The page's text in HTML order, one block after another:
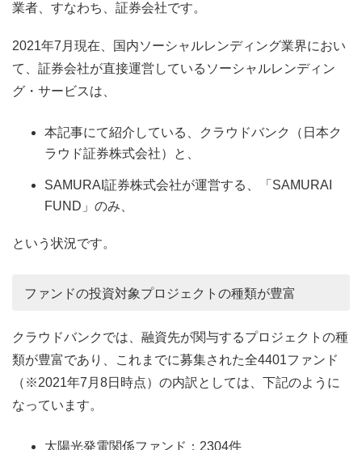
業者、すなわち、証券会社です。
2021年7月現在、国内ソーシャルレンディング業界におい
て、証券会社が直接運営しているソーシャルレンディン
グ・サービスは、
本記事にて紹介している、クラウドバンク（日本ク
ラウド証券株式会社）と、
SAMURAI証券株式会社が運営する、「SAMURAI
FUND」のみ、
という状況です。
ファンドの投資対象プロジェクトの種類が豊富
クラウドバンクでは、融資先が関与するプロジェクトの種
類が豊富であり、これまでに募集された全4401ファンド
（※2021年7月8日時点）の内訳としては、下記のように
なっています。
太陽光発電関係ファンド：2304件